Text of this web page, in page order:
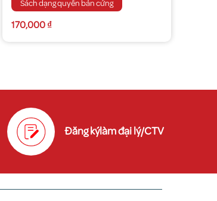
Sách dạng quyển bản cứng
170,000₫
Đăng kýlàm đại lý/CTV